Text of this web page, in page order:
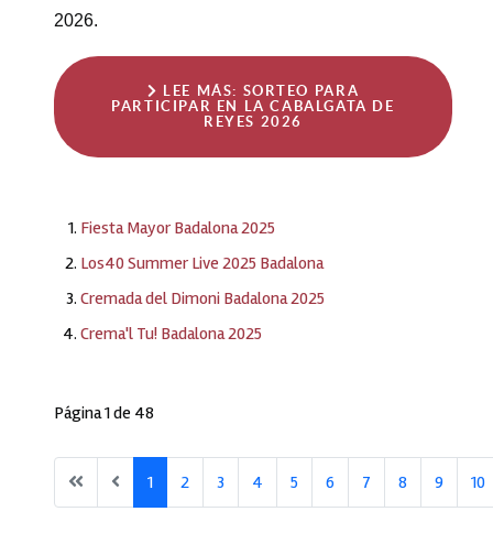
2026.
LEE MÁS: SORTEO PARA
PARTICIPAR EN LA CABALGATA DE
REYES 2026
Fiesta Mayor Badalona 2025
Los40 Summer Live 2025 Badalona
Cremada del Dimoni Badalona 2025
Crema'l Tu! Badalona 2025
Página 1 de 48
1 2 3 4 5 6 7 8 9 10